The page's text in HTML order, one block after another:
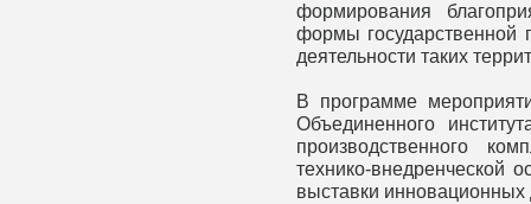
формирования
формы государственной
деятельности таких
В программе
Объединенного
производственного
технико-внедренческой
выставки инновационных